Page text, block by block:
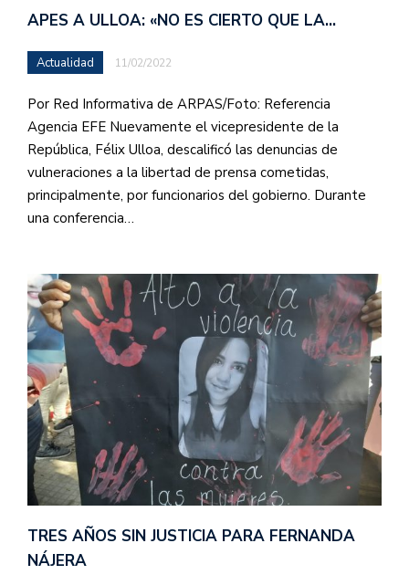
APES A ULLOA: «NO ES CIERTO QUE LA…
Actualidad 11/02/2022
Por Red Informativa de ARPAS/Foto: Referencia
Agencia EFE Nuevamente el vicepresidente de la
República, Félix Ulloa, descalificó las denuncias de
vulneraciones a la libertad de prensa cometidas,
principalmente, por funcionarios del gobierno. Durante
una conferencia…
TRES AÑOS SIN JUSTICIA PARA FERNANDA
NÁJERA